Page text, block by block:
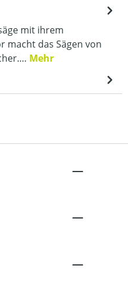
mit ihrem
macht das Sägen von
Mehr